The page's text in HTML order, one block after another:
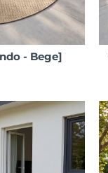
- Bege]